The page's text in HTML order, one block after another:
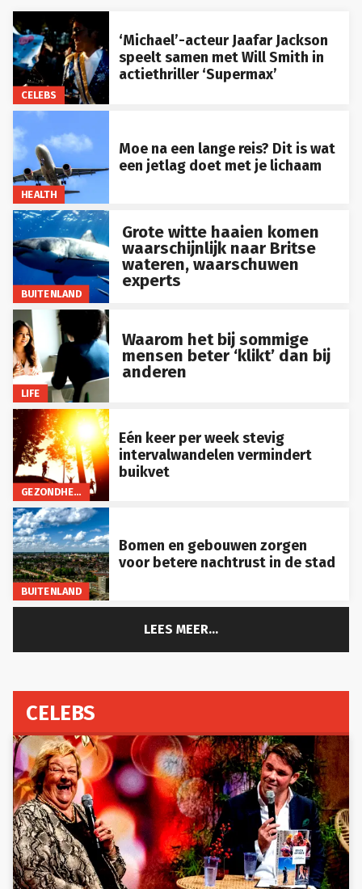
CELEBS
‘Michael’-acteur Jaafar Jackson
speelt samen met Will Smith in
actiethriller ‘Supermax’
HEALTH
Moe na een lange reis? Dit is wat
een jetlag doet met je lichaam
BUITENLAND
Grote witte haaien komen
waarschijnlijk naar Britse
wateren, waarschuwen
experts
LIFE
Waarom het bij sommige
mensen beter ‘klikt’ dan bij
anderen
GEZONDHEID
Eén keer per week stevig
intervalwandelen vermindert
buikvet
BUITENLAND
Bomen en gebouwen zorgen
voor betere nachtrust in de stad
LEES MEER...
CELEBS